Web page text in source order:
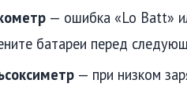
— ошибка «Lo Batt»
батареи перед
— при низком